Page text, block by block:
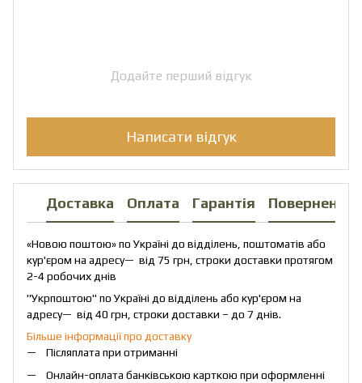
Додайте перший відгук
Написати відгук
Доставка Оплата Гарантія Повернення
«Новою поштою» по Україні до відділень, поштоматів або
кур'єром на адресу— від 75 грн, строки доставки протягом
2-4 робочих днів
"Укрпоштою" по Україні до відділень або кур'єром на
адресу— від 40 грн, строки доставки – до 7 днів.
Більше інформації про доставку
Післяплата при отриманні
Онлайн-оплата банківською карткою при оформленні